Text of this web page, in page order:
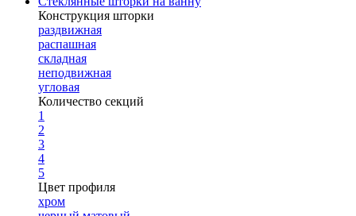
Конструкция шторки
раздвижная
распашная
складная
неподвижная
угловая
Количество секций
1
2
3
4
5
Цвет профиля
хром